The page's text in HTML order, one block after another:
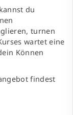
du
turnen
wartet eine
Können
findest